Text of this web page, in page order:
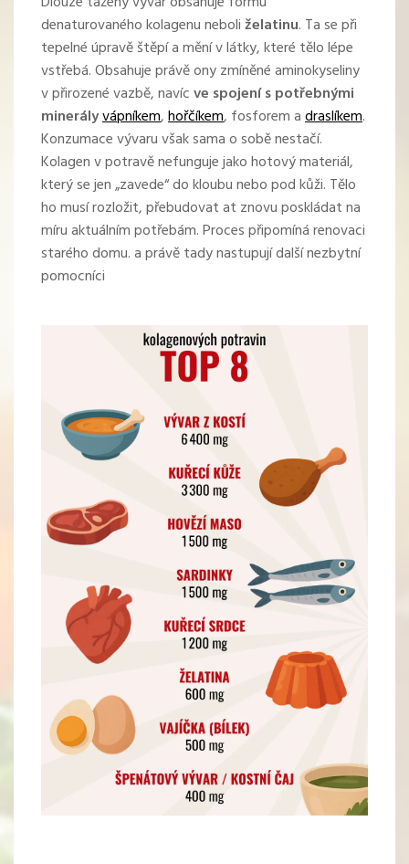
denaturovaného kolagenu neboliželatinu. Ta se při
tepelné úpravě štěpí a mění v látky, které tělo lépe
vstřebá. Obsahuje právě ony zmíněné aminokyseliny
v přirozené vazbě, navícve spojení s potřebnými
minerályvápníkem,hořčíkem, fosforemadraslíkem.
Konzumace vývaru však sama o sobě nestačí.
Kolagen v potravě nefunguje jako hotový materiál,
který se jen „zavede“ do kloubu nebo pod kůži. Tělo
ho musí rozložit, přebudovat at znovu poskládat na
míru aktuálním potřebám. Proces připomíná renovaci
starého domu. a právě tady nastupují další nezbytní
pomocníci